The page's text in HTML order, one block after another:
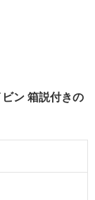
ン 箱説付きの